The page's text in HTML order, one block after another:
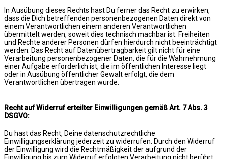
In Ausübung dieses Rechts hast Du ferner das Recht zu erwirken,
dass die Dich betreffenden personenbezogenen Daten direkt von
einem Verantwortlichen einem anderen Verantwortlichen
übermittelt werden, soweit dies technisch machbar ist. Freiheiten
und Rechte anderer Personen dürfen hierdurch nicht beeinträchtigt
werden. Das Recht auf Datenübertragbarkeit gilt nicht für eine
Verarbeitung personenbezogener Daten, die für die Wahrnehmung
einer Aufgabe erforderlich ist, die im öffentlichen Interesse liegt
oder in Ausübung öffentlicher Gewalt erfolgt, die dem
Verantwortlichen übertragen wurde.
Recht auf Widerruf erteilter Einwilligungen gemäß Art. 7 Abs. 3
DSGVO:
Du hast das Recht, Deine datenschutzrechtliche
Einwilligungserklärung jederzeit zu widerrufen. Durch den Widerruf
der Einwilligung wird die Rechtmäßigkeit der aufgrund der
Einwilligung bis zum Widerruf erfolgten Verarbeitung nicht berührt.